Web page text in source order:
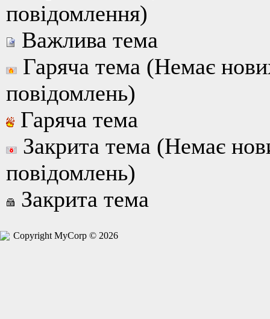
повідомлення)
Важлива тема
Гаряча тема (Немає
повідомлень)
Гаряча тема
Закрита тема (Немає
повідомлень)
Закрита тема
Copyright MyCorp © 2026